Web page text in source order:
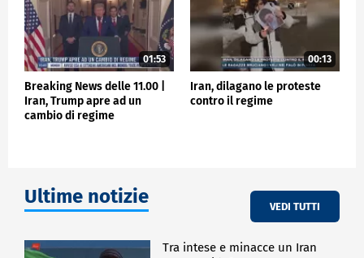
01:53
Breaking News delle 11.00 |
Iran, Trump apre ad un
cambio di regime
00:13
Iran, dilagano le proteste
contro il regime
Ultime notizie VEDI TUTTI
Tra intese e minacce un Iran